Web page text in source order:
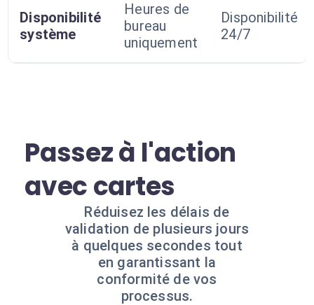
Disponibilité
système
Heures de
bureau
uniquement
Disponibilité
24/7
Passez à l'action
avec cartes
Réduisez les délais de
validation de plusieurs jours
à quelques secondes tout
en garantissant la
conformité de vos
processus.